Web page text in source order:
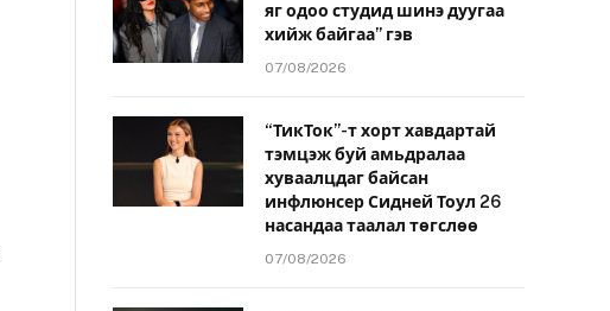
яг одоо студид шинэ дуугаа
хийж байгаа” гэв
07/08/2026
“ТикТок”-т хорт хавдартай
тэмцэж буй амьдралаа
хуваалцдаг байсан
инфлюнсер Сидней Тоул 26
насандаа таалал төгслөө
07/08/2026